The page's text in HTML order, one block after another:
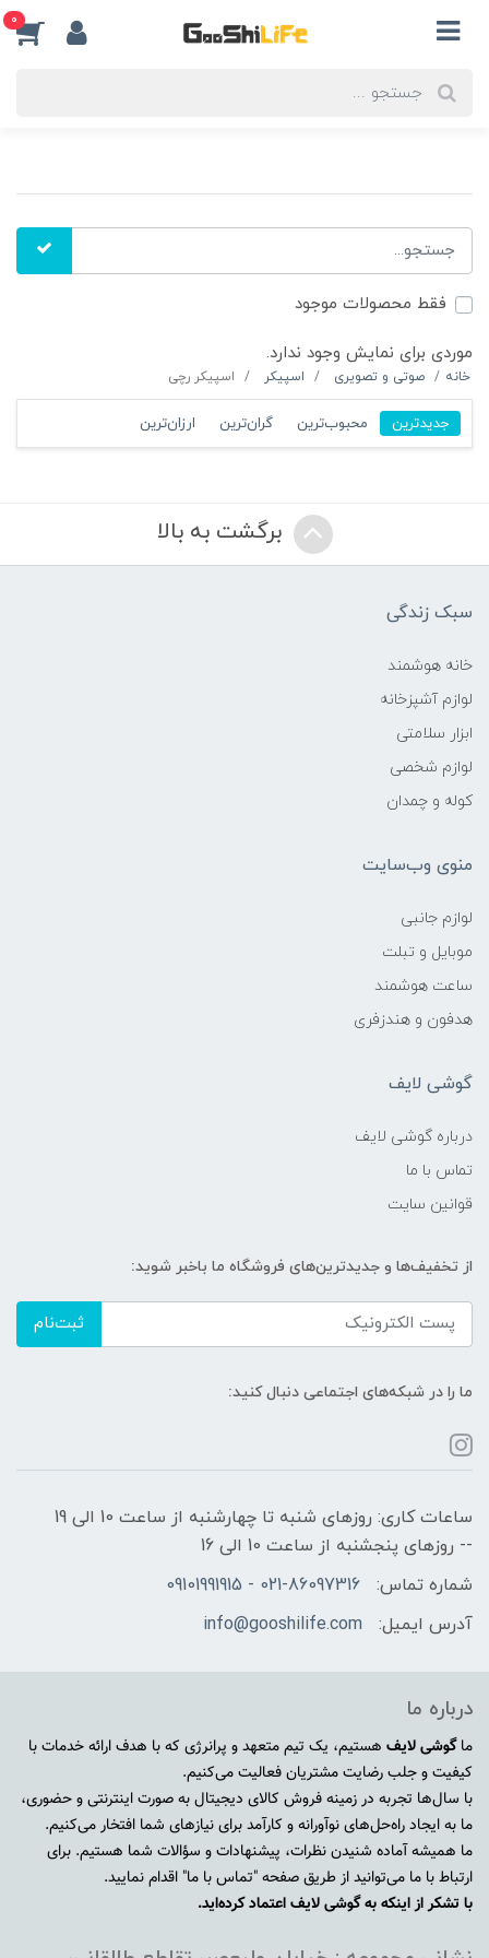
0
فقط محصولات موجود
موردی برای نمایش وجود ندارد.
خانه صوتی و تصویری اسپیکر اسپیکر رچی
جدیدترین محبوب‌ترین گران‌ترین ارزان‌ترین
برگشت به بالا
سبک زندگی
خانه هوشمند
لوازم آشپزخانه
ابزار سلامتی
لوازم شخصی
کوله و چمدان
منوی وب‌سایت
لوازم جانبی
موبایل و تبلت
ساعت هوشمند
هدفون و هندزفری
گوشی لایف
درباره گوشی لایف
تماس با ما
قوانین سایت
از تخفیف‌ها و جدیدترین‌های فروشگاه ما باخبر شوید:
ثبت‌نام
ما را در شبکه‌های اجتماعی دنبال کنید:
ساعات کاری: روزهای شنبه تا چهارشنبه از ساعت 10 الی 19
-- روزهای پنجشنبه از ساعت 10 الی 16
شماره تماس:
021-86097316 - 09101991915
آدرس ایمیل:
info@gooshilife.com
درباره ما
ماگوشی لایف هستیم، یک تیم متعهد و پرانرژی که با هدف ارائه خدمات با
کیفیت و جلب رضایت مشتریان فعالیت می‌کنیم.
با سال‌ها تجربه در زمینه فروش کالای دیجیتال به صورت اینترنتی و حضوری،
ما به ایجاد راه‌حل‌های نوآورانه و کارآمد برای نیازهای شما افتخار می‌کنیم.
ما همیشه آماده شنیدن نظرات، پیشنهادات و سؤالات شما هستیم. برای
ارتباط با ما می‌توانید از طریق صفحه "تماس با ما" اقدام نمایید.
با تشکر از اینکه به گوشی لایف اعتماد کرده‌اید.